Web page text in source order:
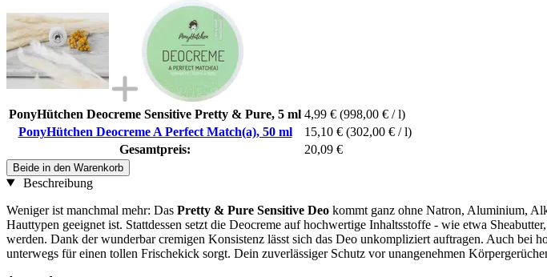
PonyHütchen Deocreme Sensitive Pretty & Pure, 5 ml 4,99 € (998,00 € / l)
PonyHütchen Deocreme A Perfect Match(a), 50 ml
15,10 € (302,00 € / l)
Gesamtpreis:
20,09 €
Beide in den Warenkorb
Beschreibung
Weniger ist manchmal mehr: Das Pretty & Pure Sensitive Deo kommt ganz ohne Natron, Aluminium,
Hauttypen geeignet ist. Stattdessen setzt die Deocreme auf hochwertige Inhaltsstoffe - wie etwa
werden. Dank der wunderbar cremigen Konsistenz lässt sich das Deo unkompliziert auftragen. Auch bei
unterwegs für einen tollen Frischekick sorgt. Dein zuverlässiger Schutz vor unangenehmen